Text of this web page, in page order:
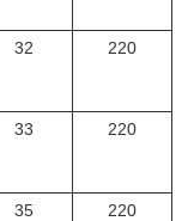
32 220
33 220
35 220